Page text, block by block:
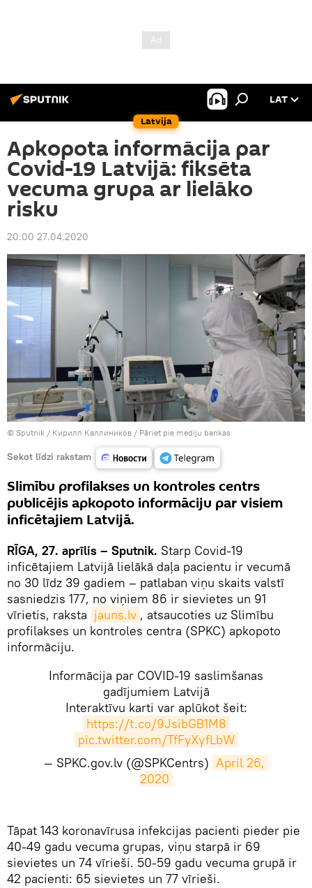
Latvija
LAT
Apkopota informācija par
Covid-19 Latvijā: fiksēta
vecuma grupa ar lielāko
risku
20:00 27.04.2020
© Sputnik / Кирилл Каллиников / Pāriet pie mediju bankas
Sekot līdzi rakstam
Slimību profilakses un kontroles centrs
publicējis apkopoto informāciju par visiem
inficētajiem Latvijā.
RĪGA, 27. aprīlis – Sputnik. Starp Covid-19
inficētajiem Latvijā lielākā daļa pacientu ir vecumā
no 30 līdz 39 gadiem – patlaban viņu skaits valstī
sasniedzis 177, no viņiem 86 ir sievietes un 91
vīrietis, raksta jauns.lv , atsaucoties uz Slimību
profilakses un kontroles centra (SPKC) apkopoto
informāciju.
Informācija par COVID-19 saslimšanas
gadījumiem Latvijā
Interaktīvu karti var aplūkot šeit:
https://t.co/9JsibGB1M8
pic.twitter.com/TfFyXyfLbW
— SPKC.gov.lv (@SPKCentrs) April 26,
2020
Tāpat 143 koronavīrusa infekcijas pacienti pieder pie
40-49 gadu vecuma grupas, viņu starpā ir 69
sievietes un 74 vīrieši. 50-59 gadu vecuma grupā ir
42 pacienti: 65 sievietes un 77 vīrieši.